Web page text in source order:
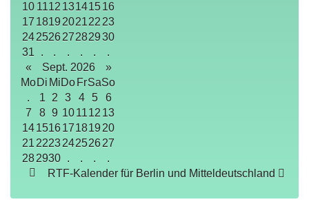
10 1112 13141516
17 1819 202122 23
24252627282930
31
. . . . .
.
«
Sept. 2026
»
MoDi MiDo FrSaSo
.
1 2 3 4 5
6
7
8 9 10 1112 13
141516171819 20
21 222324252627
282930 . . .
.
RTF-Kalender für Berlin und Mitteldeutschland